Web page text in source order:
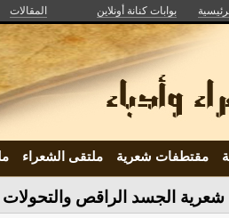
بوابات كنانة أونلاين المقالات
مقتطفات شعرية ملتقى الشعراء
شعرية الجسد الراقص والتحولات